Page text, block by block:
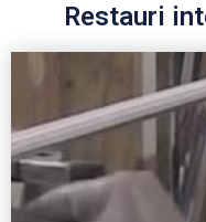
Restauri